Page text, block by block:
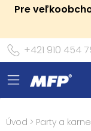
Pre
+421 910 454
Úvod > Party a